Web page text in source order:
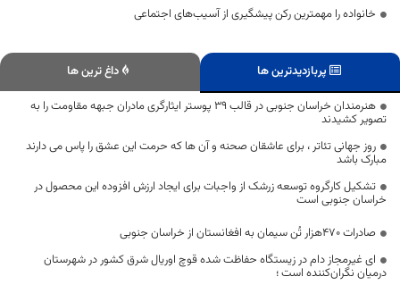
خانواده را مهمترین رکن پیشگیری از آسیب‌های اجتماعی
پربازدیدترین ها
داغ ترین ها
هنرمندان خراسان جنوبی در قالب ۳۹ پوستر ایثارگری مادران جبهه مقاومت را به
تصویر کشیدند
روز جهانی تئاتر ، برای عاشقان صحنه و آن ها كه حرمت اين عشق را پاس می دارند
مبارک باشد
تشکیل کارگروه توسعه زرشک از واجبات برای ایجاد ارزش افزوده این محصول در
خراسان جنوبی است
صادرات ۴۷۰هزار تُن سیمان به افغانستان از خراسان جنوبی
ای غیرمجاز دام در زیستگاه حفاظت شده قوچ اوریال شرق کشور در شهرستان
درمیان نگران‌کننده است ؛